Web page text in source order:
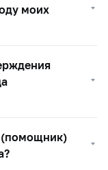
моих
(помощник)